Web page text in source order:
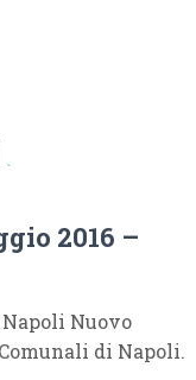
2016 –
Napoli Nuovo
di Napoli.